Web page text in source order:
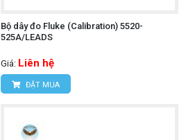
Bộ dây đo Fluke (Calibration) 5520-
525A/LEADS
Giá: Liên hệ
ĐẶT MUA